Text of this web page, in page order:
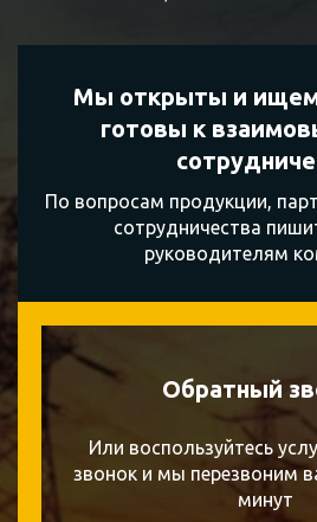
Мы открыты и ищем
готовы к
По вопросам продукции,
сотрудничества
руководителям
Обратный
Или воспользуйтесь
звонок и мы перезвоним
минут